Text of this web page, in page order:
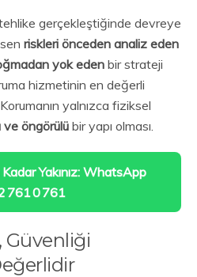
gerçekleştiğinde devreye
riskleri önceden analiz eden
yok eden bir strateji
hizmetinin en değerli
yalnızca fiziksel
ve öngörülü bir yapı olması.
Yakınız: WhatsApp
761 0 761
Güvenliği